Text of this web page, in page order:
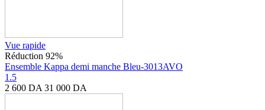
Vue rapide
Réduction 92%
Ensemble Kappa demi manche Bleu-3013AVO
1.5
2 600 DA 31 000 DA